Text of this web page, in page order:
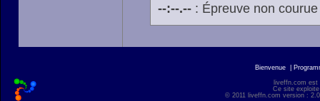
--:--.--: Épreuve non
Bienvenue
liveffn.com est
Ce site
© 2011 liveffn.com version :